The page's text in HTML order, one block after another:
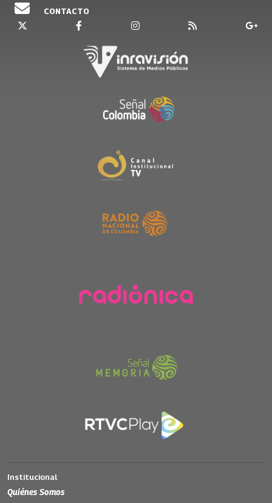
CONTACTO
Institucional
Quiénes Somos